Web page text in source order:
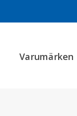
Varumärken